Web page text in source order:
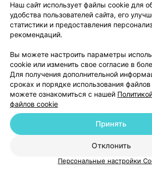
Медицинский маркетинг
Пользовательское соглашение
Написать в поддержку
Персональные настройки
Обработка персональных
© 2026 ООО «Артокс Лаб», УНП 191700409| 220012,
ВЫ ВЛАДЕЛЕЦ?
Наш сайт использует файлы cookie для
удобства пользователей сайта, его
статистики и предоставления
рекомендаций.
Вы можете настроить параметры
cookie или изменить свое согласие в
Для получения дополнительной
сроках и порядке использования
можете ознакомиться с нашей
файлов cookie
Отклонить
Принять
Персональные настройки